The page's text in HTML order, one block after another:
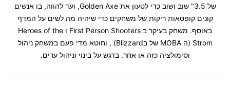
של 3.5" שוב ושוב כדי לטעון את Golden Axe, ועד להווה, בו אנשים
קונים קופסאות ריקות של משחקים כדי שיהיה מה לשים על המדף
באוסף. משחק בעיקר ב First Person Shooters ו Heroes of the
Strom (ה MOBA של בBlizzard) , וחוטא מדי פעם במשחק ניהול
וסימולציה כזה או אחר, בדגש על בינוי וניהול ערים.